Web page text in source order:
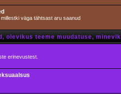
väga tähtsast aru saanud
olevikus teeme muudatuse,
erinevustest.